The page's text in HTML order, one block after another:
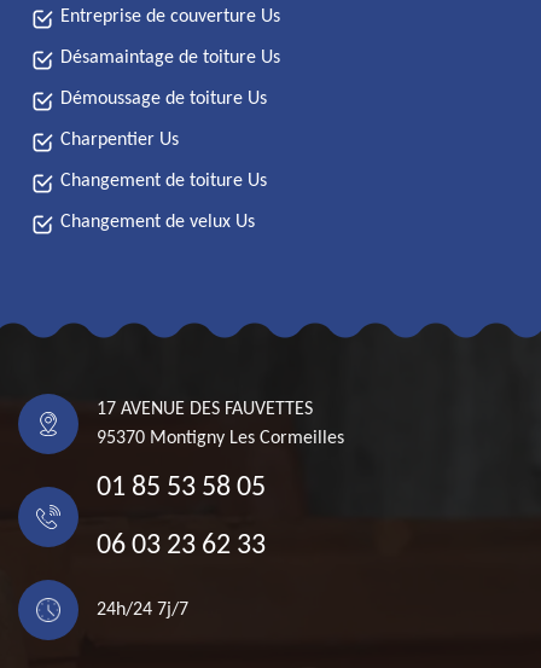
Entreprise de couverture Us
Désamaintage de toiture Us
Démoussage de toiture Us
Charpentier Us
Changement de toiture Us
Changement de velux Us
17 AVENUE DES FAUVETTES
95370 Montigny Les Cormeilles
01 85 53 58 05
06 03 23 62 33
24h/24 7j/7